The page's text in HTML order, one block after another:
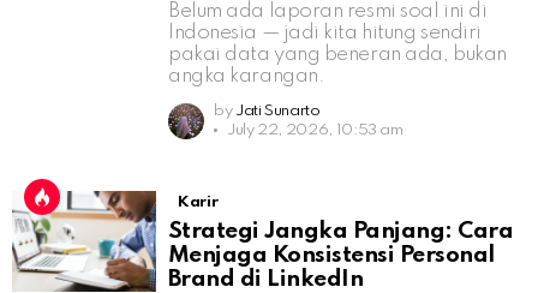
Belum ada laporan resmi soal ini di
Indonesia — jadi kita hitung sendiri
pakai data yang beneran ada, bukan
angka karangan.
by Jati Sunarto
July 22, 2026, 10:53 am
Karir
Strategi Jangka Panjang: Cara
Menjaga Konsistensi Personal
Brand di LinkedIn